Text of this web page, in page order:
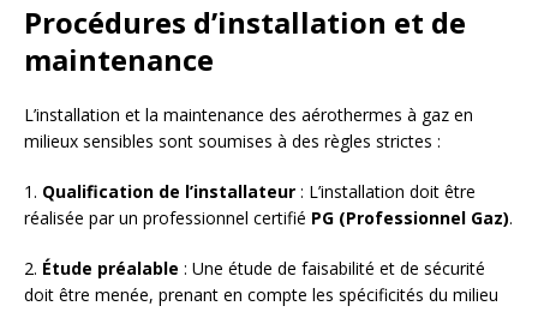
Procédures d’installation et de
maintenance
L’installation et la maintenance des aérothermes à gaz en
milieux sensibles sont soumises à des règles strictes :
1. Qualification de l’installateur : L’installation doit être
réalisée par un professionnel certifié PG (Professionnel Gaz).
2. Étude préalable : Une étude de faisabilité et de sécurité
doit être menée, prenant en compte les spécificités du milieu